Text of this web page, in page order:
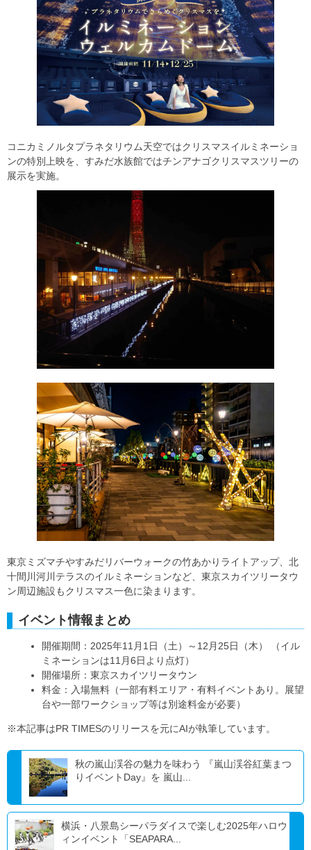
コニカミノルタプラネタリウム天空ではクリスマスイルミネーショ
ンの特別上映を、すみだ水族館ではチンアナゴクリスマスツリーの
展示を実施。
東京ミズマチやすみだリバーウォークの竹あかりライトアップ、北
十間川河川テラスのイルミネーションなど、東京スカイツリータウ
ン周辺施設もクリスマス一色に染まります。
イベント情報まとめ
開催期間：2025年11月1日（土）～12月25日（木） （イル
ミネーションは11月6日より点灯）
開催場所：東京スカイツリータウン
料金：入場無料（一部有料エリア・有料イベントあり。展望
台や一部ワークショップ等は別途料金が必要）
※本記事はPR TIMESのリリースを元にAIが執筆しています。
秋の嵐山渓谷の魅力を味わう 『嵐山渓谷紅葉まつ
りイベントDay』を 嵐山...
横浜・八景島シーパラダイスで楽しむ2025年ハロウ
ィンイベント「SEAPARA...